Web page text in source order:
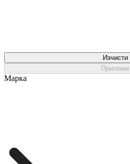
Изчисти
Приложи
Марка